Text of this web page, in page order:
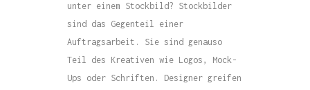
unter einem Stockbild? Stockbilder
sind das Gegenteil einer
Auftragsarbeit. Sie sind genauso
Teil des Kreativen wie Logos, Mock-
Ups oder Schriften. Designer greifen